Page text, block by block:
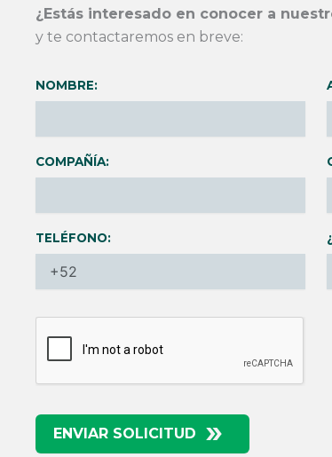
¿Estás interesado en conocer a
y te contactaremos en breve:
NOMBRE:
COMPAÑÍA:
TELÉFONO:
ENVIAR SOLICITUD